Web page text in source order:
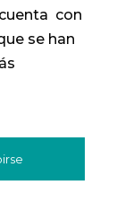
con
se han